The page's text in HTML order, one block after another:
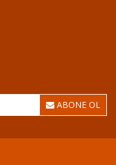
ABONE OL